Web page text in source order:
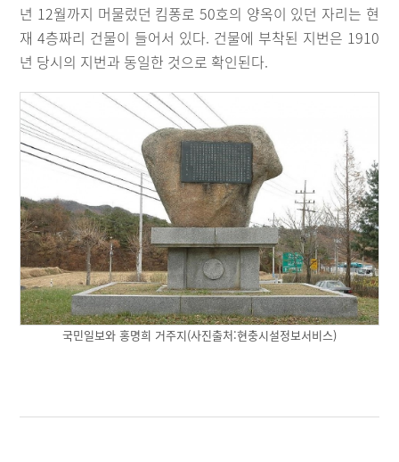
년 12월까지 머물렀던 킴퐁로 50호의 양옥이 있던 자리는 현
재 4층짜리 건물이 들어서 있다. 건물에 부착된 지번은 1910
년 당시의 지번과 동일한 것으로 확인된다.
국민일보와 홍명희 거주지(사진출처:현충시설정보서비스)